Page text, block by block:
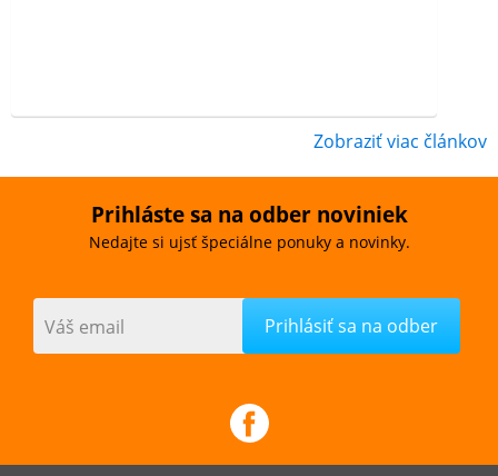
Zobraziť viac článkov
Prihláste sa na odber noviniek
Nedajte si ujsť špeciálne ponuky a novinky.
Váš email